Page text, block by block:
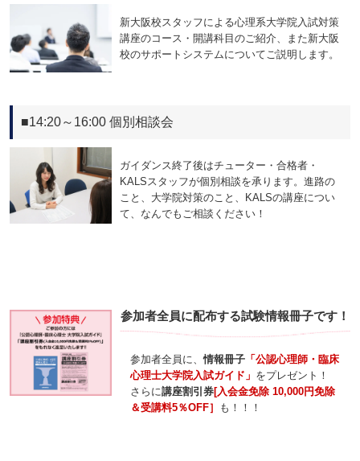
新大阪校スタッフによる心理系大学院入試対策
講座のコース・開講科目のご紹介、また新大阪
校のサポートシステムについてご説明します。
■14:20～16:00 個別相談会
ガイダンス終了後はチューター・合格者・
KALSスタッフが個別相談を承ります。進路の
こと、大学院対策のこと、KALSの講座につい
て、なんでもご相談ください！
参加者全員に配布する試験情報冊子です！
参加者全員に、情報冊子「公認心理師・臨床
心理士大学院入試ガイド」 をプレゼント！
さらに講座割引券[入会金免除 10,000円免除
＆受講料5％OFF］
も！！！